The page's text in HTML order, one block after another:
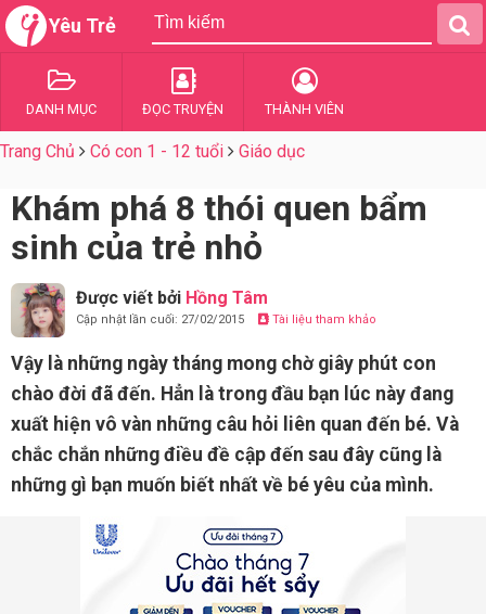
Yêu Trẻ
DANH MỤC ĐỌC TRUYỆN THÀNH VIÊN
Trang Chủ Có con 1 - 12 tuổi Giáo dục
Khám phá 8 thói quen bẩm
sinh của trẻ nhỏ
Được viết bởi Hồng Tâm
Cập nhật lần cuối: 27/02/2015 Tài liệu tham khảo
Vậy là những ngày tháng mong chờ giây phút con
chào đời đã đến. Hẳn là trong đầu bạn lúc này đang
xuất hiện vô vàn những câu hỏi liên quan đến bé. Và
chắc chắn những điều đề cập đến sau đây cũng là
những gì bạn muốn biết nhất về bé yêu của mình.